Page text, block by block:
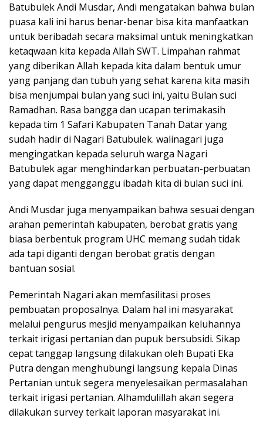
Batubulek Andi Musdar, Andi mengatakan bahwa bulan
puasa kali ini harus benar-benar bisa kita manfaatkan
untuk beribadah secara maksimal untuk meningkatkan
ketaqwaan kita kepada Allah SWT. Limpahan rahmat
yang diberikan Allah kepada kita dalam bentuk umur
yang panjang dan tubuh yang sehat karena kita masih
bisa menjumpai bulan yang suci ini, yaitu Bulan suci
Ramadhan. Rasa bangga dan ucapan terimakasih
kepada tim 1 Safari Kabupaten Tanah Datar yang
sudah hadir di Nagari Batubulek. walinagari juga
mengingatkan kepada seluruh warga Nagari
Batubulek agar menghindarkan perbuatan-perbuatan
yang dapat mengganggu ibadah kita di bulan suci ini.
Andi Musdar juga menyampaikan bahwa sesuai dengan
arahan pemerintah kabupaten, berobat gratis yang
biasa berbentuk program UHC memang sudah tidak
ada tapi diganti dengan berobat gratis dengan
bantuan sosial.
Pemerintah Nagari akan memfasilitasi proses
pembuatan proposalnya. Dalam hal ini masyarakat
melalui pengurus mesjid menyampaikan keluhannya
terkait irigasi pertanian dan pupuk bersubsidi. Sikap
cepat tanggap langsung dilakukan oleh Bupati Eka
Putra dengan menghubungi langsung kepala Dinas
Pertanian untuk segera menyelesaikan permasalahan
terkait irigasi pertanian. Alhamdulillah akan segera
dilakukan survey terkait laporan masyarakat ini.